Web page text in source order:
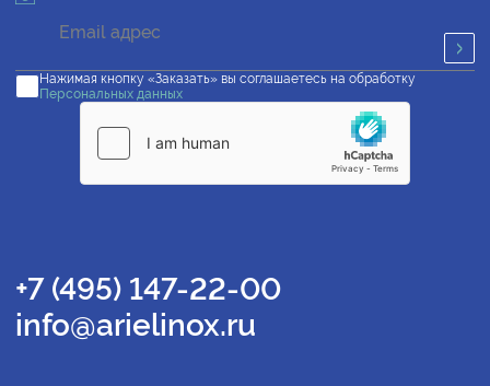
Нажимая кнопку «Заказать» вы соглашаетесь на обработку
Персональных данных
+7 (495) 147-22-00
info@arielinox.ru